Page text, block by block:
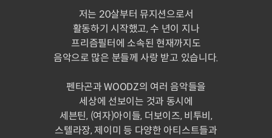
저는 20살부터 뮤지션으로서
활동하기 시작했고, 수 년이 지나
프리즘필터에 소속된 현재까지도
음악으로 많은 분들께 사랑 받고 있습니다.
펜타곤과 WOODZ의 여러 음악들을
세상에 선보이는 것과 동시에
세븐틴, (여자)아이들, 더보이즈, 비투비,
스텔라장, 제이미 등 다양한 아티스트들과